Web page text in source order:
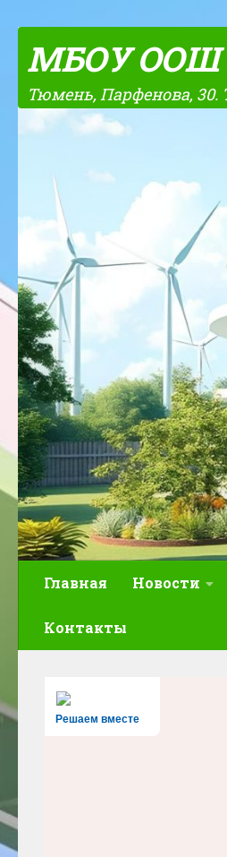
Skip to content
МБОУ ООШ
Тюмень, Парфенова, 30.
Главная Новости
Контакты
Решаем вместе